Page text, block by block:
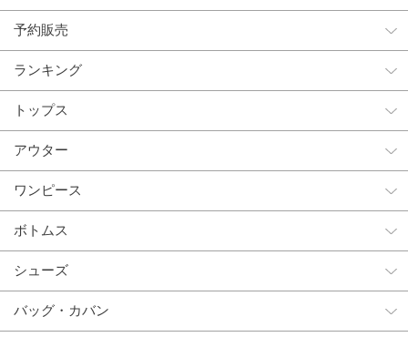
予約販売
ランキング
トップス
アウター
ワンピース
ボトムス
シューズ
バッグ・カバン